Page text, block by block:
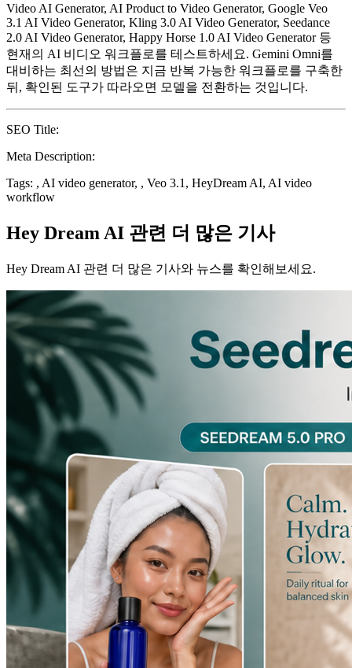
Video AI Generator, AI Product to Video Generator, Google Veo
3.1 AI Video Generator, Kling 3.0 AI Video Generator, Seedance
2.0 AI Video Generator, Happy Horse 1.0 AI Video Generator 등
현재의 AI 비디오 워크플로를 테스트하세요. Gemini Omni를
대비하는 최선의 방법은 지금 반복 가능한 워크플로를 구축한
뒤, 확인된 도구가 따라오면 모델을 전환하는 것입니다.
SEO Title:
Meta Description:
Tags: , AI video generator, , Veo 3.1, HeyDream AI, AI video
workflow
Hey Dream AI 관련 더 많은 기사
Hey Dream AI 관련 더 많은 기사와 뉴스를 확인해보세요.